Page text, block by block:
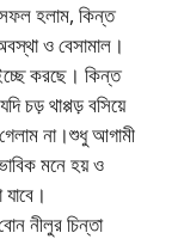
সফল হলাম, কিন্ত
ও বেসামাল।
করছে। কিন্ত
চড় থাপ্পড় বসিয়ে
না।শুধু আগামী
মনে হয় ও
নীলুর চিন্তা